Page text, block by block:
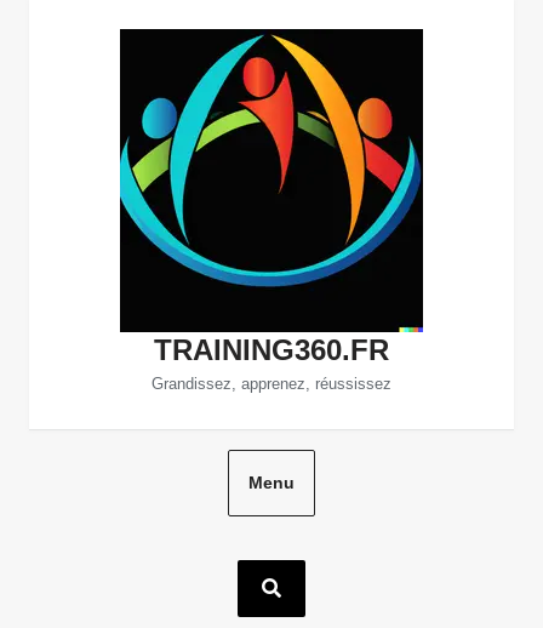
TRAINING360.FR
Grandissez, apprenez, réussissez
Menu